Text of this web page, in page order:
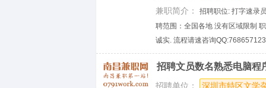
兼职简介： 招聘职位: 打字速录
聘范围：全国各地 没有区域限制
诚实. 流程请速咨询QQ:768657123
招聘文员数名熟悉电脑程
招聘单位：
深圳市特区文学